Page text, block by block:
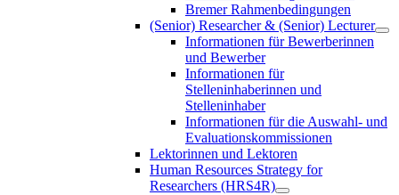
Bremer Rahmenbedingungen
(Senior) Researcher & (Senior) Lecturer
Informationen für Bewerberinnen
und Bewerber
Informationen für
Stelleninhaberinnen und
Stelleninhaber
Informationen für die Auswahl- und
Evaluationskommissionen
Lektorinnen und Lektoren
Human Resources Strategy for
Researchers (HRS4R)